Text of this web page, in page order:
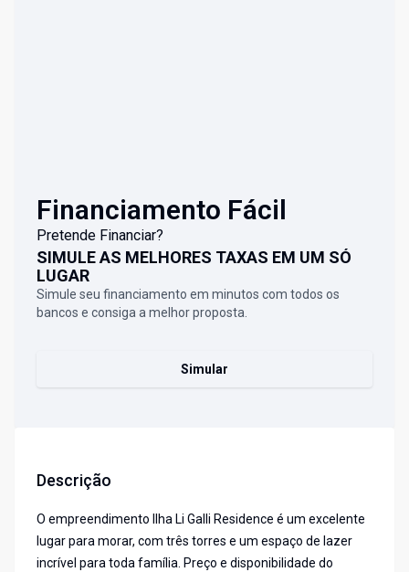
Financiamento Fácil
Pretende Financiar?
SIMULE AS MELHORES TAXAS EM UM SÓ
LUGAR
Simule seu financiamento em minutos com todos os
bancos e consiga a melhor proposta.
Simular
Descrição
O empreendimento Ilha Li Galli Residence é um excelente
lugar para morar, com três torres e um espaço de lazer
incrível para toda família. Preço e disponibilidade do